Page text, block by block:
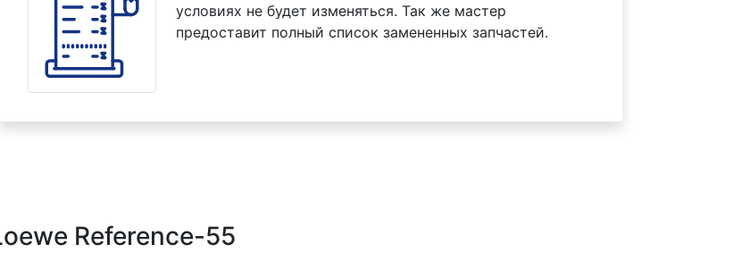
условиях не будет изменяться. Так же мастер
предоставит полный список замененных запчастей.
Reference-55